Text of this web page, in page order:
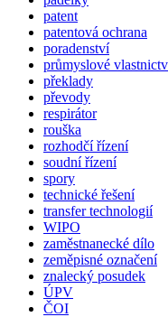
patent
patentová ochrana
poradenství
průmyslové
překlady
převody
respirátor
rouška
rozhodčí řízení
soudní řízení
spory
technické řešení
transfer technologií
WIPO
zaměstnanecké dílo
zeměpisné označení
znalecký posudek
ÚPV
ČOI